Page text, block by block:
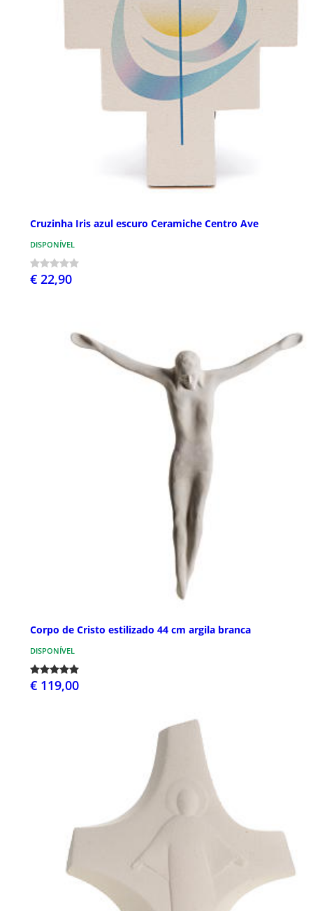
Cruzinha Iris azul escuro Ceramiche Centro Ave
DISPONÍVEL
€ 22,90
Corpo de Cristo estilizado 44 cm argila branca
DISPONÍVEL
€ 119,00